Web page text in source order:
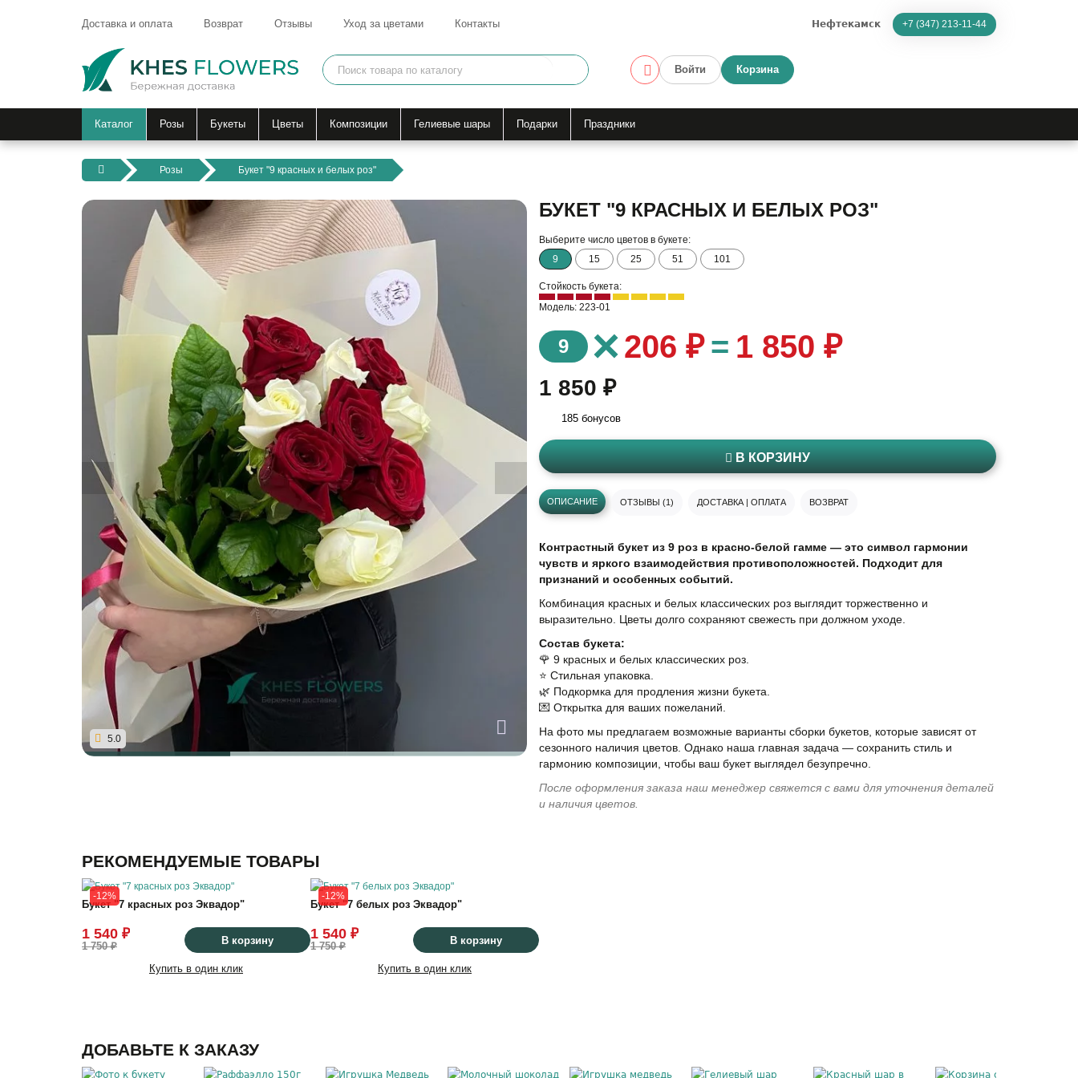
Доставка и оплата Возврат Отзывы Уход за цветами Контакты Нефтекамск +7 (347) 213-11-44
Войти Корзина
Каталог Розы Букеты Цветы Композиции Гелиевые шары Подарки Праздники
Розы Букет "9 красных и белых роз"
5.0
БУКЕТ "9 КРАСНЫХ И БЕЛЫХ РОЗ"
Выберите число цветов в букете:
9
15 25 51 101
Стойкость букета:
Модель: 223-01
9 ×206 ₽ = 1 850 ₽
1 850 ₽
185 бонусов
В КОРЗИНУ
ОПИСАНИЕ ОТЗЫВЫ (1) ДОСТАВКА | ОПЛАТА ВОЗВРАТ
Контрастный букет из 9 роз в красно-белой гамме — это символ гармонии
чувств и яркого взаимодействия противоположностей. Подходит для
признаний и особенных событий.
Комбинация красных и белых классических роз выглядит торжественно и
выразительно. Цветы долго сохраняют свежесть при должном уходе.
Состав букета:
🌹 9 красных и белых классических роз.
⭐️ Стильная упаковка.
🌿 Подкормка для продления жизни букета.
💌 Открытка для ваших пожеланий.
На фото мы предлагаем возможные варианты сборки букетов, которые зависят от
сезонного наличия цветов. Однако наша главная задача — сохранить стиль и
гармонию композиции, чтобы ваш букет выглядел безупречно.
После оформления заказа наш менеджер свяжется с вами для уточнения деталей
и наличия цветов.
РЕКОМЕНДУЕМЫЕ ТОВАРЫ
-12%
Букет "7 красных роз Эквадор"
1 540 ₽
1 750 ₽ В корзину
Купить в один клик
-12%
Букет "7 белых роз Эквадор"
1 540 ₽
1 750 ₽ В корзину
Купить в один клик
ДОБАВЬТЕ К ЗАКАЗУ